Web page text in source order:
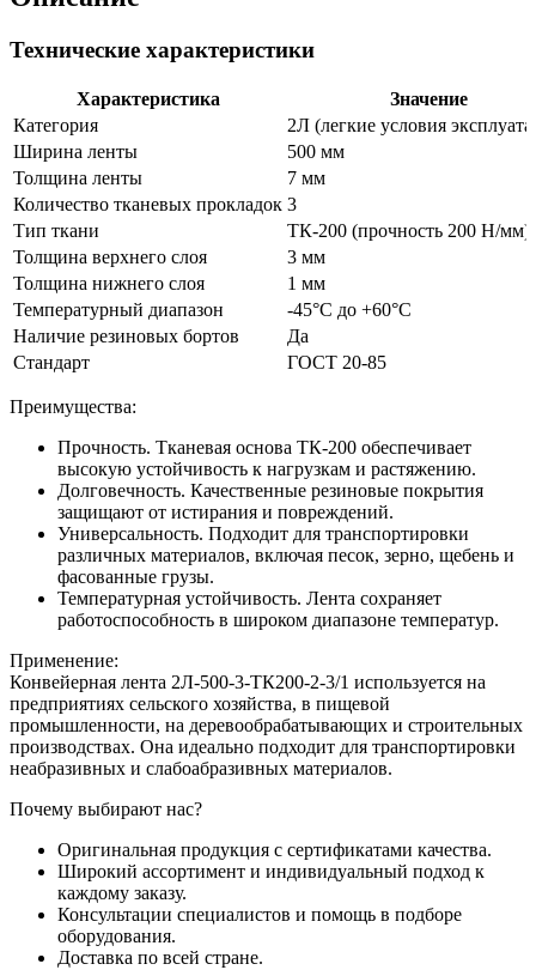
Технические характеристики
Характеристика
Значение
Категория
2Л (легкие условия
Ширина ленты
500 мм
Толщина ленты
7 мм
Количество тканевых прокладок 3
Тип ткани
ТК-200 (прочность 200 Н/мм)
Толщина верхнего слоя
3 мм
Толщина нижнего слоя
1 мм
Температурный диапазон
-45°C до +60°C
Наличие резиновых бортов
Да
Стандарт
ГОСТ 20-85
Преимущества:
Прочность. Тканевая основа ТК-200 обеспечивает
высокую устойчивость к нагрузкам и растяжению.
Долговечность. Качественные резиновые покрытия
защищают от истирания и повреждений.
Универсальность. Подходит для транспортировки
различных материалов, включая песок, зерно, щебень и
фасованные грузы.
Температурная устойчивость. Лента сохраняет
работоспособность в широком диапазоне температур.
Применение:
Конвейерная лента 2Л-500-3-ТК200-2-3/1 используется на
предприятиях сельского хозяйства, в пищевой
промышленности, на деревообрабатывающих и строительных
производствах. Она идеально подходит для транспортировки
неабразивных и слабоабразивных материалов.
Почему выбирают нас?
Оригинальная продукция с сертификатами качества.
Широкий ассортимент и индивидуальный подход к
каждому заказу.
Консультации специалистов и помощь в подборе
оборудования.
Доставка по всей стране.